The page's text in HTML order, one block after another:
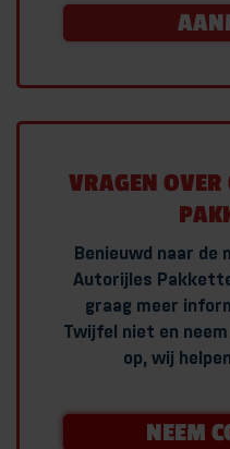
VRAGEN OVER
Benieuwd naar de
Autorijles
graag meer
Twijfel niet en
op, wij
NEEM